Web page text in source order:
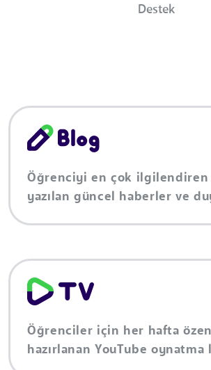
Destek
Öğrenciyi en çok ilgilendiren
yazılan güncel haberler ve
Öğrenciler için her hafta
hazırlanan YouTube